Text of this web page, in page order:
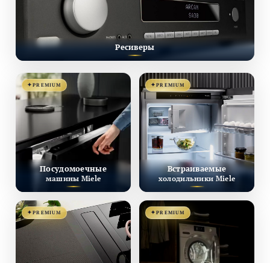
Ресиверы
PREMIUM
Посудомоечные
машины Miele
PREMIUM
Встраиваемые
холодильники Miele
PREMIUM PREMIUM